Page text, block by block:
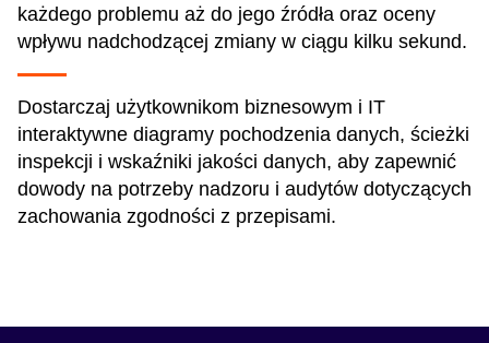
każdego problemu aż do jego źródła oraz oceny
wpływu nadchodzącej zmiany w ciągu kilku sekund.
Dostarczaj użytkownikom biznesowym i IT
interaktywne diagramy pochodzenia danych, ścieżki
inspekcji i wskaźniki jakości danych, aby zapewnić
dowody na potrzeby nadzoru i audytów dotyczących
zachowania zgodności z przepisami.